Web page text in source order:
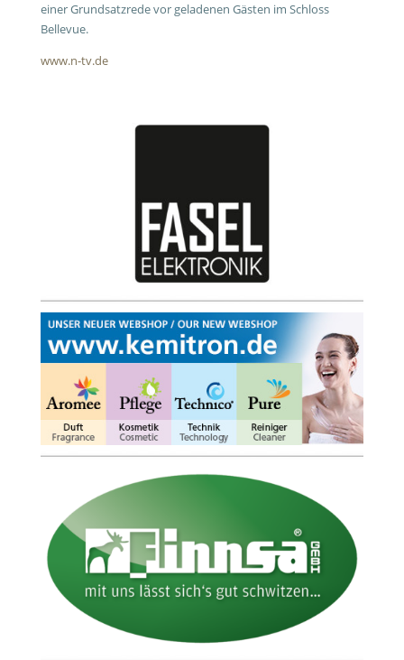
einer Grundsatzrede vor geladenen Gästen im Schloss
Bellevue.
www.n-tv.de